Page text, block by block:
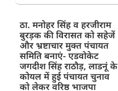
ठा. मनोहर सिंह व हरजीराम
बुरड़क की विरासत को सहेजें
और भ्रष्टाचार मुक्त पंचायत
समिति बनाएं- एडवोकेट
जगदीश सिंह राठौड़, लाडनूं के
कोयल में हुई पंचायत चुनाव
को लेकर वरिष्ठ भाजपा